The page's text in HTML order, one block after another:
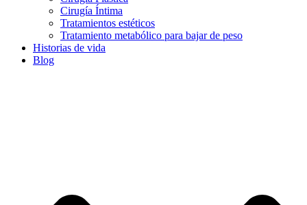
Cirugía Íntima
Tratamientos estéticos
Tratamiento metabólico para bajar de peso
Historias de vida
Blog